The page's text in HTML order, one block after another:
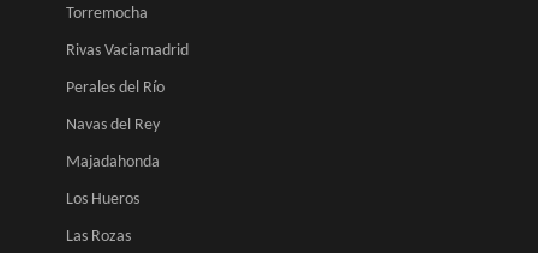
Torremocha
Rivas Vaciamadrid
Perales del Río
Navas del Rey
Majadahonda
Los Hueros
Las Rozas